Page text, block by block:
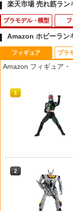
楽天市場 売れ筋ラン
プラモデル・模型
1
1
1
1
Amazon ホビーラン
フィギュア
Amazon フィギュア
1
2
プラ